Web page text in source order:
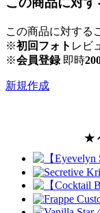
この商品に対する
※初回フォト レビ
※会員登録即時
新規作成
★